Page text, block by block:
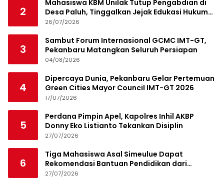
2
Mahasiswa KBM Unilak Tutup Pengabdian di
Desa Paluh, Tinggalkan Jejak Edukasi Hukum
dan Aksi Sosial
26/07/2026
3
Sambut Forum Internasional GCMC IMT-GT,
Pekanbaru Matangkan Seluruh Persiapan
04/08/2026
4
Dipercaya Dunia, Pekanbaru Gelar Pertemuan
Green Cities Mayor Council IMT-GT 2026
17/07/2026
5
Perdana Pimpin Apel, Kapolres Inhil AKBP
Donny Eko Listianto Tekankan Disiplin
27/07/2026
6
Tiga Mahasiswa Asal Simeulue Dapat
Rekomendasi Bantuan Pendidikan dari
Jamaluddin Idham
27/07/2026